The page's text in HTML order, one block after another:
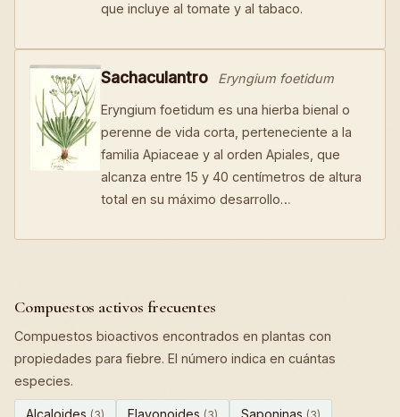
que incluye al tomate y al tabaco.
Sachaculantro Eryngium foetidum
Eryngium foetidum es una hierba bienal o
perenne de vida corta, perteneciente a la
familia Apiaceae y al orden Apiales, que
alcanza entre 15 y 40 centímetros de altura
total en su máximo desarrollo…
Compuestos activos frecuentes
Compuestos bioactivos encontrados en plantas con
propiedades para fiebre. El número indica en cuántas
especies.
Alcaloides Flavonoides Saponinas